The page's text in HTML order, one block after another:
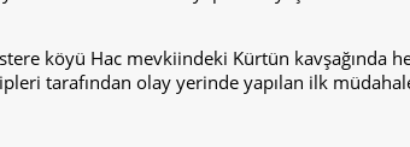
köyü Hac mevkiindeki Kürtün
tarafından olay yerinde yapılan ilk